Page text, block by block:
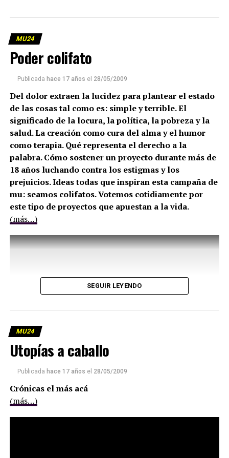
MU24
Poder colifato
Publicada hace 17 años el 28/05/2009
Del dolor extraen la lucidez para plantear el estado
de las cosas tal como es: simple y terrible. El
significado de la locura, la política, la pobreza y la
salud. La creación como cura del alma y el humor
como terapia. Qué representa el derecho a la
palabra. Cómo sostener un proyecto durante más de
18 años luchando contra los estigmas y los
prejuicios. Ideas todas que inspiran esta campaña de
mu: seamos colifatos. Votemos cotidiamente por
este tipo de proyectos que apuestan a la vida.
(más…)
SEGUIR LEYENDO
MU24
Utopías a caballo
Publicada hace 17 años el 28/05/2009
Crónicas el más acá
(más…)